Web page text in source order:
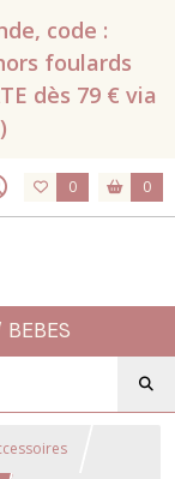
code :
foulards
dès 79 € via
0 0